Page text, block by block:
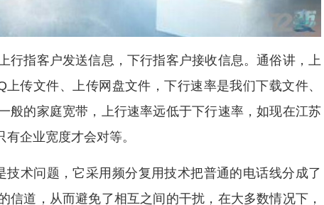
行指客户发送信息，下行指客户接收信息。通俗讲，上
传文件、上传网盘文件，下行速率是我们下载文件、
般的家庭宽带，上行速率远低于下行速率，如现在江苏
企业宽度才会对等。
技术问题，它采用频分复用技术把普通的电话线分成了
信道，从而避免了相互之间的干扰，在大多数情况下，